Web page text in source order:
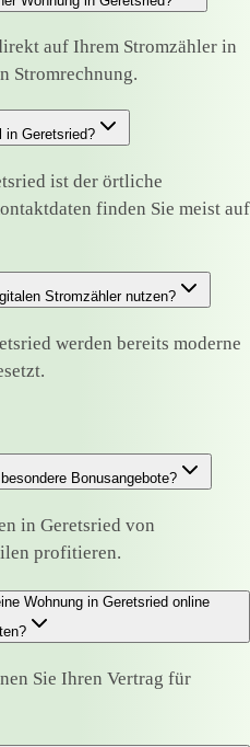
auf Ihrem Stromzähler in
Stromrechnung.
in Geretsried?
ist der örtliche
finden Sie meist auf
Stromzähler nutzen?
werden bereits moderne
Bonusangebote?
in Geretsried von
profitieren.
Wohnung in Geretsried online
Sie Ihren Vertrag für